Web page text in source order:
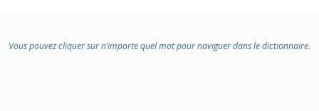
Vous pouvez cliquer sur n’importe quel mot pour naviguer dans le dictionnaire.